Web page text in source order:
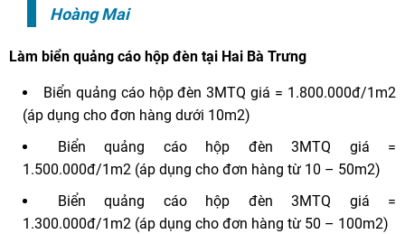
Hoàng Mai
Làm biển quảng cáo hộp đèn tại Hai Bà Trưng
Biển quảng cáo hộp đèn 3MTQ giá = 1.800.000đ/1m2
(áp dụng cho đơn hàng dưới 10m2)
Biển quảng cáo hộp đèn 3MTQ giá =
1.500.000đ/1m2 (áp dụng cho đơn hàng từ 10 – 50m2)
Biển quảng cáo hộp đèn 3MTQ giá =
1.300.000đ/1m2 (áp dụng cho đơn hàng từ 50 – 100m2)